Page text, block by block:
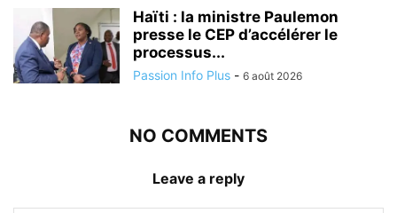
Haïti : la ministre Paulemon
presse le CEP d’accélérer le
processus...
Passion Info Plus - 6 août 2026
NO COMMENTS
Leave a reply